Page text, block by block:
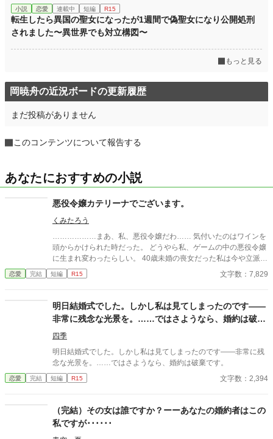
小説 恋愛 連載中 短編 R15
転生したら異国の聖女になったが1週間で偽聖女になり公開処刑
されました〜異世界でも対立構図〜
もっと見る
岡暁舟の近況ボードの更新履歴
まだ投稿がありません
このコンテンツについて報告する
あなたにおすすめの小説
悪役令嬢カテリーナでございます。
くみたろう
………………まあ、私、悪役令嬢だわ…… 気付いたのはワインを
頭からかけられた時だった。 どうやら私、ゲームの中の悪役令嬢
に生まれ変わったらしい。 40歳未婚の喪女だった私は今や立派な
公爵令嬢。ただ、痩せすぎて骨ばっている体がチャームポイント
なだけ。 ぶつかるだけでアタックをかます強靭な骨の持ち主、そ
しませんからね。
恋愛 完結 短編 R15 文字数：7,829
明日結婚式でした。しかし私は見てしまったのです――
非常に残念な光景を。……ではさようなら、婚約は破棄
です。
四季
明日結婚式でした。しかし私は見てしまったのです――非常に残
念な光景を。……ではさようなら、婚約は破棄です。
恋愛 完結 短編 R15 文字数：2,394
（完結）その女は誰ですか？ーーあなたの婚約者はこの
私ですが･･････